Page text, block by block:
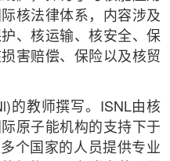
核法律体系，内容涉及
、核运输、核安全、保
害赔偿、保险以及核贸
的教师撰写。ISNL由核
原子能机构的支持下于
个国家的人员提供专业